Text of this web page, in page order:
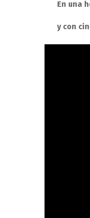
En una
y con